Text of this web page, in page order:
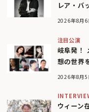
レア・バ
2026年8月6
注目公演
岐阜発！
想の世界
2026年8月5
ウィーン